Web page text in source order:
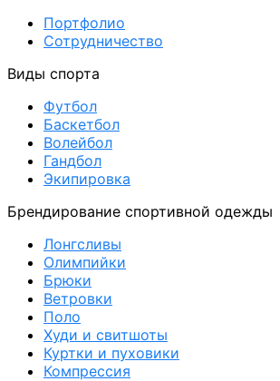
Портфолио
Сотрудничество
Виды спорта
Футбол
Баскетбол
Волейбол
Гандбол
Экипировка
Брендирование спортивной одежды
Лонгсливы
Олимпийки
Брюки
Ветровки
Поло
Худи и свитшоты
Куртки и пуховики
Компрессия